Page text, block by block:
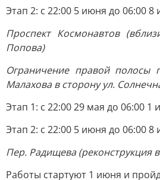
Этап 2: с 22:00 5 июня до 06:00 8
Проспект Космонавтов
Попова)
Ограничение правой полосы
Малахова в сторону ул.
Этап 1: с 22:00 29 мая до 06:00 1
Этап 2: с 22:00 5 июня до 06:00 8
Пер. Радищева (реконструкция
Работы стартуют 1 июня и